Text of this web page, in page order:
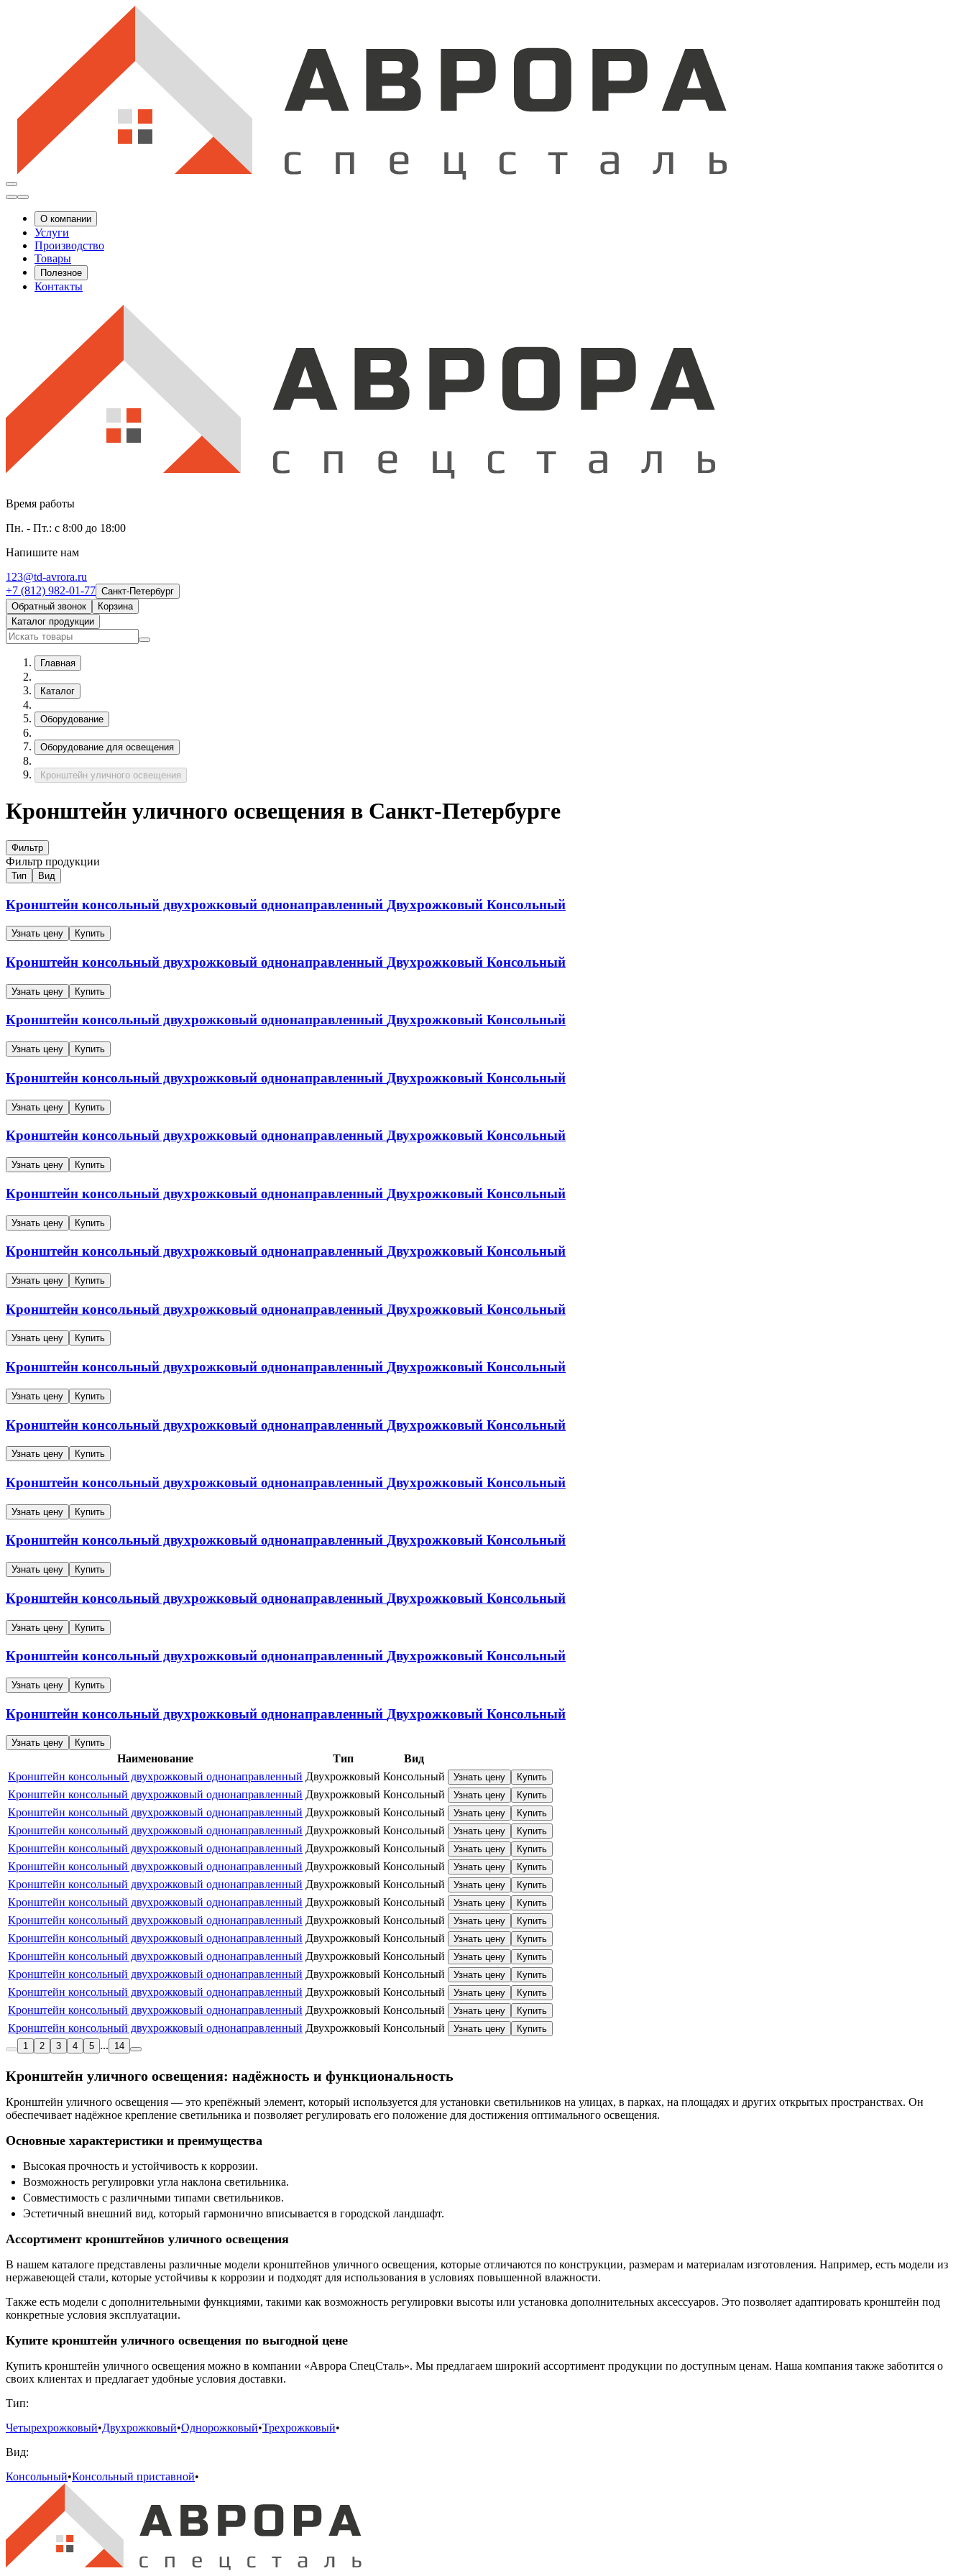
О компании
Услуги
Производство
Товары
Полезное
Контакты
Время работы
Пн. - Пт.: с 8:00 до 18:00
Напишите нам
123@td-avrora.ru
+7 (812) 982-01-77 Санкт-Петербург
Обратный звонок
Корзина
Каталог продукции
Главная
Каталог
Оборудование
Оборудование для освещения
Кронштейн уличного освещения
Кронштейн уличного освещения в Санкт-Петербурге
Фильтр
Фильтр продукции
Тип Вид
Кронштейн консольный двухрожковый однонаправленный Двухрожковый Консольный
Узнать цену Купить
Кронштейн консольный двухрожковый однонаправленный Двухрожковый Консольный
Узнать цену Купить
Кронштейн консольный двухрожковый однонаправленный Двухрожковый Консольный
Узнать цену Купить
Кронштейн консольный двухрожковый однонаправленный Двухрожковый Консольный
Узнать цену Купить
Кронштейн консольный двухрожковый однонаправленный Двухрожковый Консольный
Узнать цену Купить
Кронштейн консольный двухрожковый однонаправленный Двухрожковый Консольный
Узнать цену Купить
Кронштейн консольный двухрожковый однонаправленный Двухрожковый Консольный
Узнать цену Купить
Кронштейн консольный двухрожковый однонаправленный Двухрожковый Консольный
Узнать цену Купить
Кронштейн консольный двухрожковый однонаправленный Двухрожковый Консольный
Узнать цену Купить
Кронштейн консольный двухрожковый однонаправленный Двухрожковый Консольный
Узнать цену Купить
Кронштейн консольный двухрожковый однонаправленный Двухрожковый Консольный
Узнать цену Купить
Кронштейн консольный двухрожковый однонаправленный Двухрожковый Консольный
Узнать цену Купить
Кронштейн консольный двухрожковый однонаправленный Двухрожковый Консольный
Узнать цену Купить
Кронштейн консольный двухрожковый однонаправленный Двухрожковый Консольный
Узнать цену Купить
Кронштейн консольный двухрожковый однонаправленный Двухрожковый Консольный
Узнать цену Купить
Наименование Тип
Вид
Кронштейн консольный двухрожковый однонаправленный Двухрожковый Консольный Узнать цену Купить
Кронштейн консольный двухрожковый однонаправленный Двухрожковый Консольный Узнать цену Купить
Кронштейн консольный двухрожковый однонаправленный Двухрожковый Консольный Узнать цену Купить
Кронштейн консольный двухрожковый однонаправленный Двухрожковый Консольный Узнать цену Купить
Кронштейн консольный двухрожковый однонаправленный Двухрожковый Консольный Узнать цену Купить
Кронштейн консольный двухрожковый однонаправленный Двухрожковый Консольный Узнать цену Купить
Кронштейн консольный двухрожковый однонаправленный Двухрожковый Консольный Узнать цену Купить
Кронштейн консольный двухрожковый однонаправленный Двухрожковый Консольный Узнать цену Купить
Кронштейн консольный двухрожковый однонаправленный Двухрожковый Консольный Узнать цену Купить
Кронштейн консольный двухрожковый однонаправленный Двухрожковый Консольный Узнать цену Купить
Кронштейн консольный двухрожковый однонаправленный Двухрожковый Консольный Узнать цену Купить
Кронштейн консольный двухрожковый однонаправленный Двухрожковый Консольный Узнать цену Купить
Кронштейн консольный двухрожковый однонаправленный Двухрожковый Консольный Узнать цену Купить
Кронштейн консольный двухрожковый однонаправленный Двухрожковый Консольный Узнать цену Купить
Кронштейн консольный двухрожковый однонаправленный Двухрожковый Консольный Узнать цену
Купить
1
2 3 4 5 ... 14
Кронштейн уличного освещения: надёжность и функциональность
Кронштейн уличного освещения — это крепёжный элемент, который используется для установки светильников на улицах, в парках, на площадях и других открытых пространствах. Он
обеспечивает надёжное крепление светильника и позволяет регулировать его положение для достижения оптимального освещения.
Основные характеристики и преимущества
Высокая прочность и устойчивость к коррозии.
Возможность регулировки угла наклона светильника.
Совместимость с различными типами светильников.
Эстетичный внешний вид, который гармонично вписывается в городской ландшафт.
Ассортимент кронштейнов уличного освещения
В нашем каталоге представлены различные модели кронштейнов уличного освещения, которые отличаются по конструкции, размерам и материалам изготовления. Например, есть модели из
нержавеющей стали, которые устойчивы к коррозии и подходят для использования в условиях повышенной влажности.
Также есть модели с дополнительными функциями, такими как возможность регулировки высоты или установка дополнительных аксессуаров. Это позволяет адаптировать кронштейн под
конкретные условия эксплуатации.
Купите кронштейн уличного освещения по выгодной цене
Купить кронштейн уличного освещения можно в компании «Аврора СпецСталь». Мы предлагаем широкий ассортимент продукции по доступным ценам. Наша компания также заботится о
своих клиентах и предлагает удобные условия доставки.
Тип:
Четырехрожковый•Двухрожковый•Однорожковый•Трехрожковый•
Вид:
Консольный•Консольный приставной•